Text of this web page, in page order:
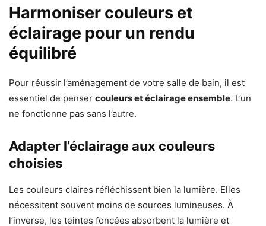
Harmoniser couleurs et
éclairage pour un rendu
équilibré
Pour réussir l’aménagement de votre salle de bain, il est
essentiel de penser couleurs et éclairage ensemble. L’un
ne fonctionne pas sans l’autre.
Adapter l’éclairage aux couleurs
choisies
Les couleurs claires réfléchissent bien la lumière. Elles
nécessitent souvent moins de sources lumineuses. À
l’inverse, les teintes foncées absorbent la lumière et